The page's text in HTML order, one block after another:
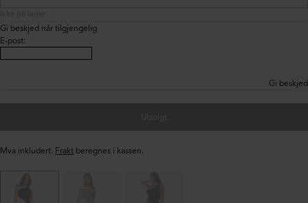
Gi beskjed når tilgjengelig
E-post:
Gi beskjed
Mva inkludert. Frakt beregnes i kassen.